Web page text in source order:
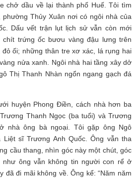
chở dầu về lại thành phố Huế. Tôi tìm
Thủy Xuân nơi có ngôi nhà của
Dấu vết trận lụt lịch sử vẫn còn mới
chít trứng ốc bươu vàng đậu lưng trên
ối; những thân tre xơ xác, lá rụng hai
nửa xanh. Ngôi nhà hai tầng xây dở
Thị Thanh Nhàn ngổn ngang gạch đá
huyện Phong Điền, cách nhà hơn ba
Thanh Ngọc (ba tuổi) và Trương
nhà ông bà ngoại. Tôi gặp ông Ngô
sĩ Trương Anh Quốc. Ông vẫn tha
cầu thang, nhìn góc này một chút, góc
như ông vẫn không tin người con rể ở
đã đi mãi không về. Ông kể: “Năm năm